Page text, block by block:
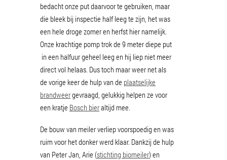
bedacht onze put daarvoor te gebruiken, maar
die bleek bij inspectie half leeg te zijn, het was
een hele droge zomer en herfst hier namelijk.
Onze krachtige pomp trok de 9 meter diepe put
in een halfuur geheel leeg en hij liep niet meer
direct vol helaas. Dus toch maar weer net als
de vorige keer de hulp van de plaatselijke
brandweergevraagd, gelukkig helpen ze voor
een kratje Bosch bieraltijd mee.
De bouw van meiler verliep voorspoedig en was
ruim voor het donker werd klaar. Dankzij de hulp
van Peter Jan, Arie (stichting biomeiler) en